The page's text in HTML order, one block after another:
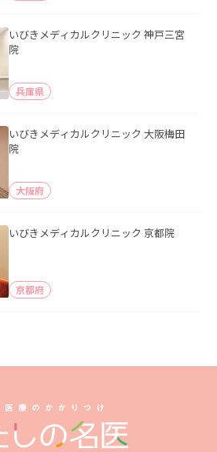
いびきメディカルクリニック 神戸三宮
院
兵庫県
いびきメディカルクリニック 大阪梅田
院
大阪府
いびきメディカルクリニック 京都院
京都府